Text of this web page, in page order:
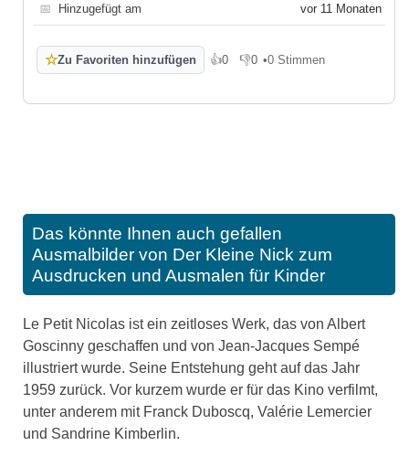
📅 Hinzugefügt am vor 11 Monaten
☆Zu Favoriten hinzufügen 👍0
Gefällt mir
👎0
Gefällt mir nicht
•0 Stimmen
Das könnte Ihnen auch gefallen
Ausmalbilder von Der Kleine Nick zum
Ausdrucken und Ausmalen für Kinder
Le Petit Nicolas ist ein zeitloses Werk, das von Albert
Goscinny geschaffen und von Jean-Jacques Sempé
illustriert wurde. Seine Entstehung geht auf das Jahr
1959 zurück. Vor kurzem wurde er für das Kino verfilmt,
unter anderem mit Franck Duboscq, Valérie Lemercier
und Sandrine Kimberlin.